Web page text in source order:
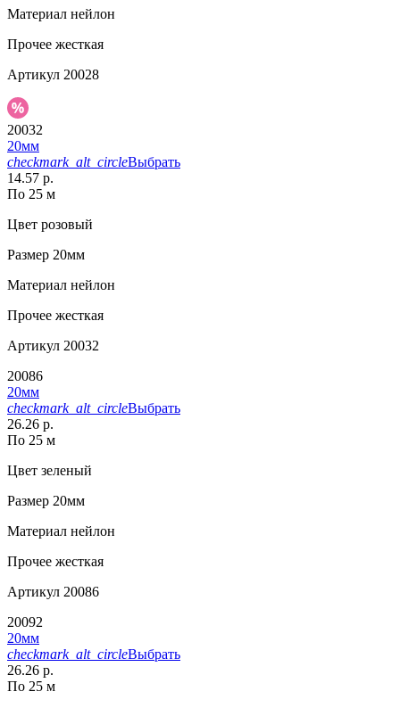
Материал нейлон
Прочее жесткая
Артикул 20028
20032
20мм
checkmark_alt_circleВыбрать
14.57 р.
По 25 м
Цвет розовый
Размер 20мм
Материал нейлон
Прочее жесткая
Артикул 20032
20086
20мм
checkmark_alt_circleВыбрать
26.26 р.
По 25 м
Цвет зеленый
Размер 20мм
Материал нейлон
Прочее жесткая
Артикул 20086
20092
20мм
checkmark_alt_circleВыбрать
26.26 р.
По 25 м